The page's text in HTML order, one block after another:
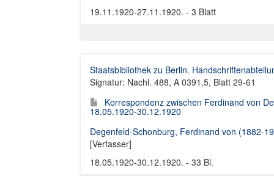
19.11.1920-27.11.1920. - 3 Blatt
Staatsbibliothek zu Berlin.
Signatur: Nachl. 488, A 0391,5, Blatt 29-61
Korrespondenz zwischen Ferdinand von
18.05.1920-30.12.1920
Degenfeld-Schonburg, Ferdinand von (1882-
[Verfasser]
18.05.1920-30.12.1920. - 33 Bl.